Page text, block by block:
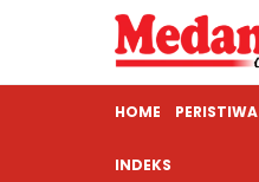
HOME PERISTIWA
INDEKS